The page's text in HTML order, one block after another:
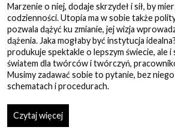
Marzenie o niej, dodaje skrzydeł i sił, by
codzienności. Utopia ma w sobie także
pozwala dążyć ku zmianie, jej wizja
dążenia. Jaka mogłaby być instytucja
produkuje spektakle o lepszym świecie, ale i
światem dla twórców i twórczyń,
Musimy zadawać sobie to pytanie, bez
schematach i procedurach.
Jednak uwodzący urok utopii ma w sobie
Odrywa od realiów, przenosi nas w daleką,
generuje frustrację, gdy okazuje się, że
Czytaj więcej